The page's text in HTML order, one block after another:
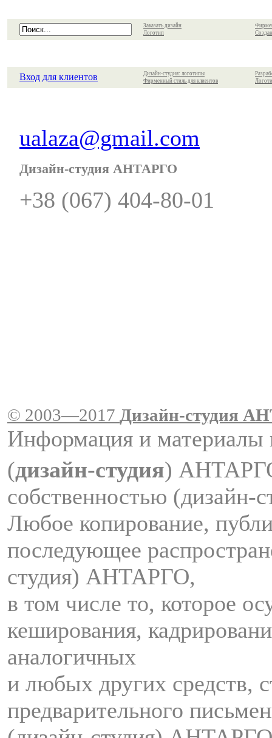
Заказать дизайн
Логотип
Вход для клиентов
Дизайн-студия: логотипы
Фирменный стиль для клиентов
ualaza@gmail.com
Дизайн-студия АНТАРГО
+38 (067) 404-80-01
© 2003—2017 Дизайн-студия
Информация и материалы
(дизайн-студия)
собственностью
Любое копирование,
последующее
студия) АНТАРГО,
в том числе то, которое
кеширования,
аналогичных
и любых других средств,
предварительного